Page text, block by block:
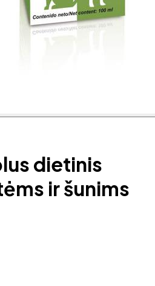
dietinis
ir šunims